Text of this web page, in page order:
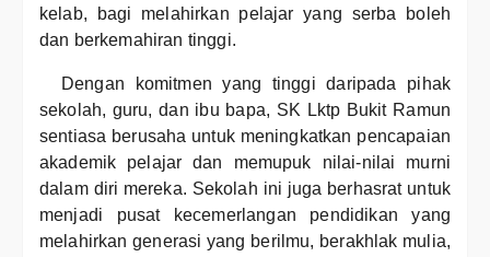
kelab, bagi melahirkan pelajar yang serba boleh
dan berkemahiran tinggi.
Dengan komitmen yang tinggi daripada pihak
sekolah, guru, dan ibu bapa, SK Lktp Bukit Ramun
sentiasa berusaha untuk meningkatkan pencapaian
akademik pelajar dan memupuk nilai-nilai murni
dalam diri mereka. Sekolah ini juga berhasrat untuk
menjadi pusat kecemerlangan pendidikan yang
melahirkan generasi yang berilmu, berakhlak mulia,